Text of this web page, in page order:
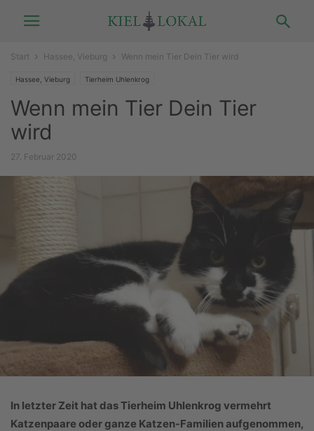
Start Hassee, Vieburg Wenn mein Tier Dein Tier wird
Hassee, Vieburg Tierheim Uhlenkrog
Wenn mein Tier Dein Tier
wird
27. Februar 2020
In letzter Zeit hat das Tierheim Uhlenkrog vermehrt
Katzenpaare oder ganze Katzen-Familien aufgenommen,